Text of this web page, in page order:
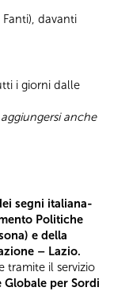
Fanti), davanti
i giorni dalle
anche
segni italiana-
Politiche
e della
– Lazio.
tramite il servizio
Globale per Sordi